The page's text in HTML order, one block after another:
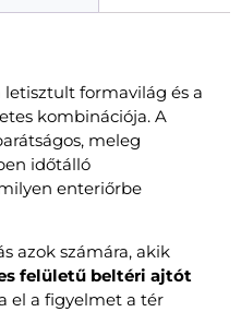
letisztult formavilág és a
kombinációja. A
meleg
időtálló
enteriőrbe
azok számára, akik
felületű beltéri ajtót
el a figyelmet a tér